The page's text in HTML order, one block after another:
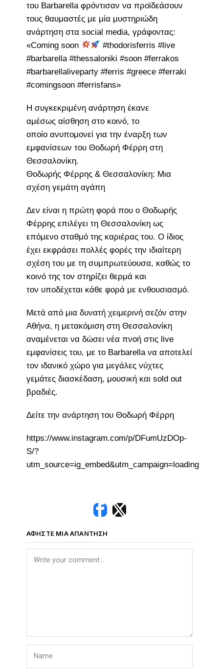
του Barbarella φρόντισαν να προϊδεάσουν
τους θαυμαστές με μία μυστηριώδη
ανάρτηση στα social media, γράφοντας:
«Coming soon
#thodorisferris #live
#barbarella #thessaloniki #soon #ferrakos
#barbarellaliveparty #ferris #greece #ferraki
#comingsoon #ferrisfans»
Η συγκεκριμένη ανάρτηση έκανε
αμέσως αίσθηση στο κοινό, το
οποίο ανυπομονεί για την έναρξη των
εμφανίσεων του Θοδωρή Φέρρη στη
Θεσσαλονίκη.
Θοδωρής Φέρρης & Θεσσαλονίκη: Μια
σχέση γεμάτη αγάπη
Δεν είναι η πρώτη φορά που ο Θοδωρής
Φέρρης επιλέγει τη Θεσσαλονίκη ως
επόμενο σταθμό της καριέρας του. Ο ίδιος
έχει εκφράσει πολλές φορές την ιδιαίτερη
σχέση του με τη συμπρωτεύουσα, καθώς το
κοινό της τον στηρίζει θερμά και
τον υποδέχεται κάθε φορά με ενθουσιασμό.
Μετά από μια δυνατή χειμερινή σεζόν στην
Αθήνα, η μετακόμιση στη Θεσσαλονίκη
αναμένεται να δώσει νέα πνοή στις live
εμφανίσεις του, με το Barbarella να αποτελεί
τον ιδανικό χώρο για μεγάλες νύχτες
γεμάτες διασκέδαση, μουσική και sold out
βραδιές.
Δείτε την ανάρτηση του Θοδωρή Φέρρη
https://www.instagram.com/p/DFumUzDOp-
S/?
utm_source=ig_embed&utm_campaign=loading
ΑΦΉΣΤΕ ΜΙΑ ΑΠΆΝΤΗΣΗ